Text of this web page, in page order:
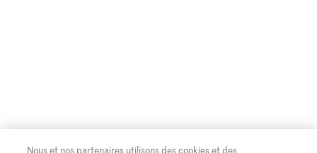
Nous et nos partenaires utilisons des cookies et des